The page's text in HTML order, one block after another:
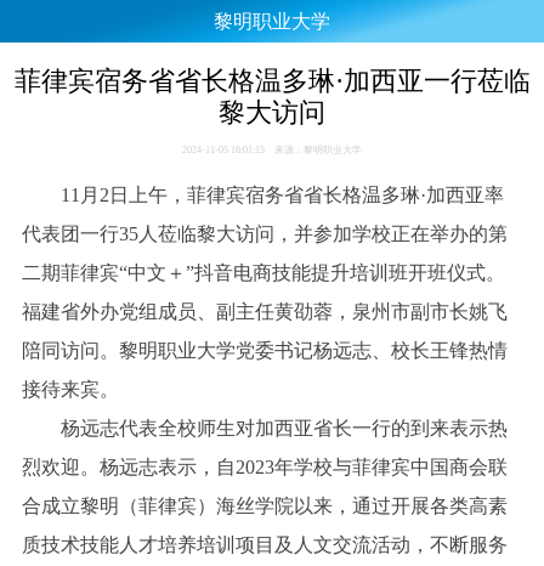
黎明职业大学
菲律宾宿务省省长格温多琳·加西亚一行莅临
黎大访问
2024-11-05 16:01:15 来源：黎明职业大学
11月2日上午，菲律宾宿务省省长格温多琳·加西亚率
代表团一行35人莅临黎大访问，并参加学校正在举办的第
二期菲律宾“中文＋”抖音电商技能提升培训班开班仪式。
福建省外办党组成员、副主任黄劭蓉，泉州市副市长姚飞
陪同访问。黎明职业大学党委书记杨远志、校长王锋热情
接待来宾。
杨远志代表全校师生对加西亚省长一行的到来表示热
烈欢迎。杨远志表示，自2023年学校与菲律宾中国商会联
合成立黎明（菲律宾）海丝学院以来，通过开展各类高素
质技术技能人才培养培训项目及人文交流活动，不断服务